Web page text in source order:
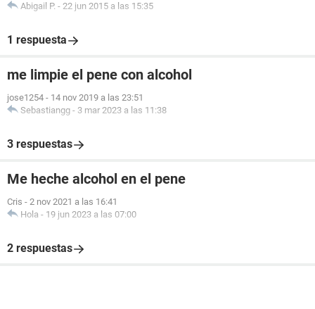
Abigail P. - 22 jun 2015 a las 15:35
1 respuesta
me limpie el pene con alcohol
jose1254 - 14 nov 2019 a las 23:51
Sebastiangg - 3 mar 2023 a las 11:38
3 respuestas
Me heche alcohol en el pene
Cris - 2 nov 2021 a las 16:41
Hola - 19 jun 2023 a las 07:00
2 respuestas